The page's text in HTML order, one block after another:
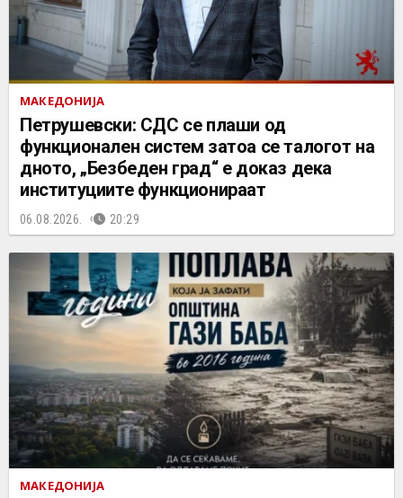
МАКЕДОНИЈА
Петрушевски: СДС се плаши од
функционален систем затоа се талогот на
дното, „Безбеден град“ е доказ дека
институциите функционираат
06.08.2026. 20:29
МАКЕДОНИЈА